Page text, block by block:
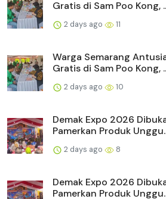
Gratis di Sam Poo Kong,
2 days ago 11
Warga Semarang
Gratis di Sam Poo Kong,
2 days ago 10
Demak Expo 2026
Pamerkan Produk
2 days ago 8
Demak Expo 2026
Pamerkan Produk